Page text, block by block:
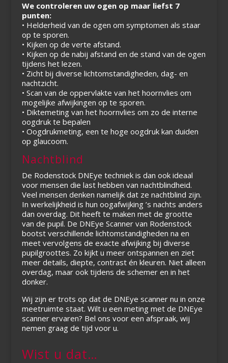
We controleren uw ogen op maar liefst 7
punten:
• Helderheid van de ogen om symptomen als staar
op te sporen.
• Kijken op de verte afstand.
• Kijken op de nabij afstand en de stand van de ogen
tijdens het lezen.
• Zicht bij diverse lichtomstandigheden, dag- en
nachtzicht.
• Scan van de oppervlakte van het hoornvlies om
mogelijke afwijkingen op te sporen.
• Diktemeting van het hoornvlies om zo de interne
oogdruk te bepalen
• Oogdrukmeting, een te hoge oogdruk kan duiden
op glaucoom.
Nachtblind
De Rodenstock DNEye techniek is dan ook ideaal
voor mensen die last hebben van nachtblindheid.
Veel mensen denken namelijk dat ze nachtblind zijn.
In werkelijkheid is hun oogafwijking ’s nachts anders
dan overdag. Dit heeft te maken met de grootte
van de pupil. De DNEye Scanner van Rodenstock
bootst verschillende lichtomstandigheden na en
meet vervolgens de exacte afwijking bij diverse
pupilgroottes. Zo kijkt u meer ontspannen en ziet
meer details, diepte, contrast én kleuren. Niet alleen
overdag, maar ook tijdens de schemer en in het
donker.
Wij zijn er trots op dat de DNEye scanner nu in onze
meetruimte staat. Wilt u een meting met de DNEye
scanner ervaren? Bel ons voor een afspraak, wij
nemen graag de tijd voor u.
Wist u dat…